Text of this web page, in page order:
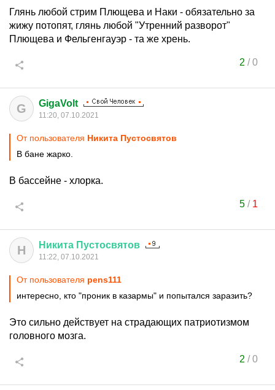
Глянь любой стрим Плющева и Наки - обязательно за
жижу потопят, глянь любой "Утренний разворот"
Плющева и Фельгенгауэр - та же хрень.
2 /0
G GigaVolt
11:20, 07.10.2021
От пользователя Никита Пустосвятов
В бане жарко.
В бассейне - хлорка.
5/ 1
Н Никита Пустосвятов
11:22, 07.10.2021
От пользователя pens111
интересно, кто "проник в казармы" и попытался заразить?
Это сильно действует на страдающих патриотизмом
головного мозга.
2 /0